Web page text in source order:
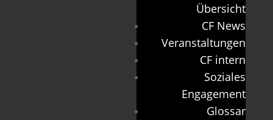
Übersicht
CF News
Veranstaltungen
CF intern
Soziales
Engagement
Glossar